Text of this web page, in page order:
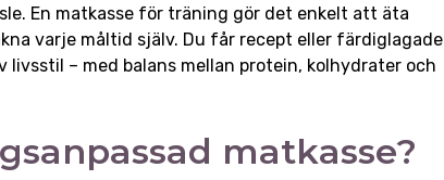
En matkasse för träning gör det enkelt att äta
varje måltid själv. Du får recept eller färdiglagade
livsstil – med balans mellan protein, kolhydrater och
matkasse?